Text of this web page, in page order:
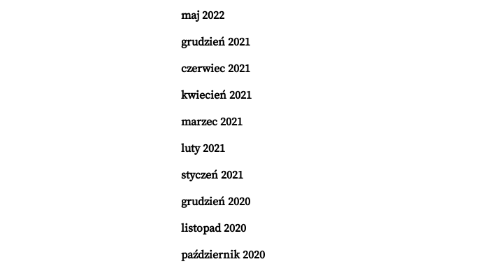
maj 2022
grudzień 2021
czerwiec 2021
kwiecień 2021
marzec 2021
luty 2021
styczeń 2021
grudzień 2020
listopad 2020
październik 2020